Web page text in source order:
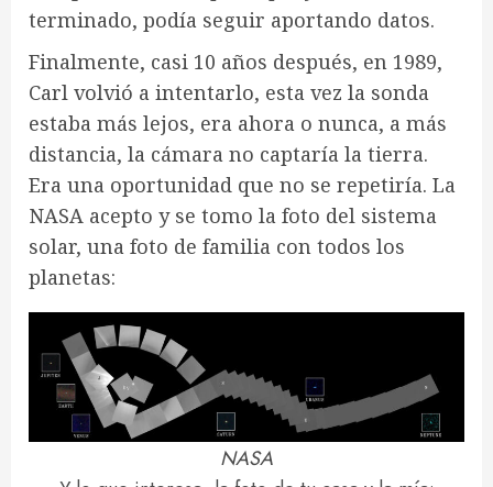
terminado, podía seguir aportando datos.
Finalmente, casi 10 años después, en 1989,
Carl volvió a intentarlo, esta vez la sonda
estaba más lejos, era ahora o nunca, a más
distancia, la cámara no captaría la tierra.
Era una oportunidad que no se repetiría. La
NASA acepto y se tomo la foto del sistema
solar, una foto de familia con todos los
planetas:
NASA